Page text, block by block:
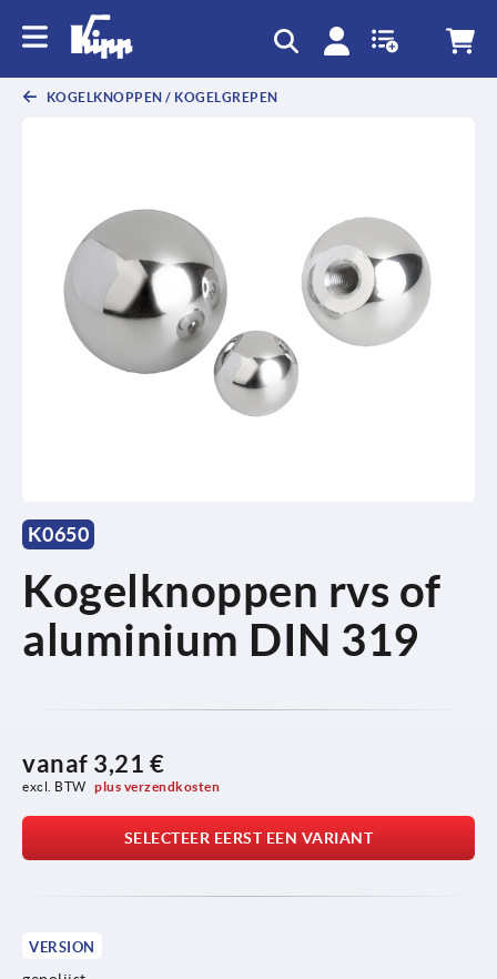
KOGELKNOPPEN / KOGELGREPEN
K0650
Kogelknoppen rvs of
aluminium DIN 319
vanaf 3,21 €
excl. BTW plus verzendkosten
SELECTEER EERST EEN VARIANT
VERSION